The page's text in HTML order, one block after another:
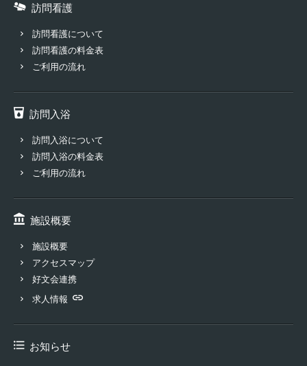
訪問看護
訪問看護について
訪問看護の料金表
ご利用の流れ
訪問入浴
訪問入浴について
訪問入浴の料金表
ご利用の流れ
施設概要
施設概要
アクセスマップ
好文会連携
求人情報
お知らせ